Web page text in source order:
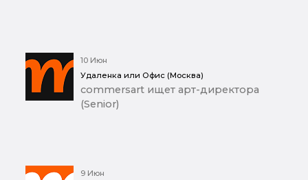
10 Июн
Удаленка или Офис (Москва)
commersart ищет арт-директора
(Senior)
9 Июн